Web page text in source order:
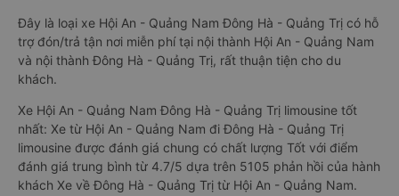
Đây là loại xe Hội An - Quảng Nam Đông Hà - Quảng Trị có hỗ
trợ đón/trả tận nơi miễn phí tại nội thành Hội An - Quảng Nam
và nội thành Đông Hà - Quảng Trị, rất thuận tiện cho du
khách.
Xe Hội An - Quảng Nam Đông Hà - Quảng Trị limousine tốt
nhất: Xe từ Hội An - Quảng Nam đi Đông Hà - Quảng Trị
limousine được đánh giá chung có chất lượng Tốt với điểm
đánh giá trung bình từ 4.7/5 dựa trên 5105 phản hồi của hành
khách Xe về Đông Hà - Quảng Trị từ Hội An - Quảng Nam.